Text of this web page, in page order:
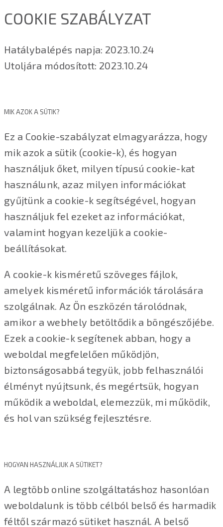
COOKIE SZABÁLYZAT
Hatálybalépés napja: 2023.10.24
Utoljára módosított: 2023.10.24
MIK AZOK A SÜTIK?
Ez a Cookie-szabályzat elmagyarázza, hogy
mik azok a sütik (cookie-k), és hogyan
használjuk őket, milyen típusú cookie-kat
használunk, azaz milyen információkat
gyűjtünk a cookie-k segítségével, hogyan
használjuk fel ezeket az információkat,
valamint hogyan kezeljük a cookie-
beállításokat.
A cookie-k kisméretű szöveges fájlok,
amelyek kisméretű információk tárolására
szolgálnak. Az Ön eszközén tárolódnak,
amikor a webhely betöltődik a böngészőjébe.
Ezek a cookie-k segítenek abban, hogy a
weboldal megfelelően működjön,
biztonságosabbá tegyük, jobb felhasználói
élményt nyújtsunk, és megértsük, hogyan
működik a weboldal, elemezzük, mi működik,
és hol van szükség fejlesztésre.
HOGYAN HASZNÁLJUK A SÜTIKET?
A legtöbb online szolgáltatáshoz hasonlóan
weboldalunk is több célból belső és harmadik
féltől származó sütiket használ. A belső